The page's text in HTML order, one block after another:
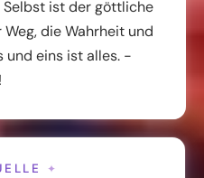
ist der göttliche
die Wahrheit und
und eins ist alles. -
✦